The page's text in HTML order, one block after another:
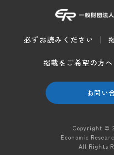
必ずお読みください
掲載をご希望の方へ
お問い
Copyright ©
Economic
All Rights